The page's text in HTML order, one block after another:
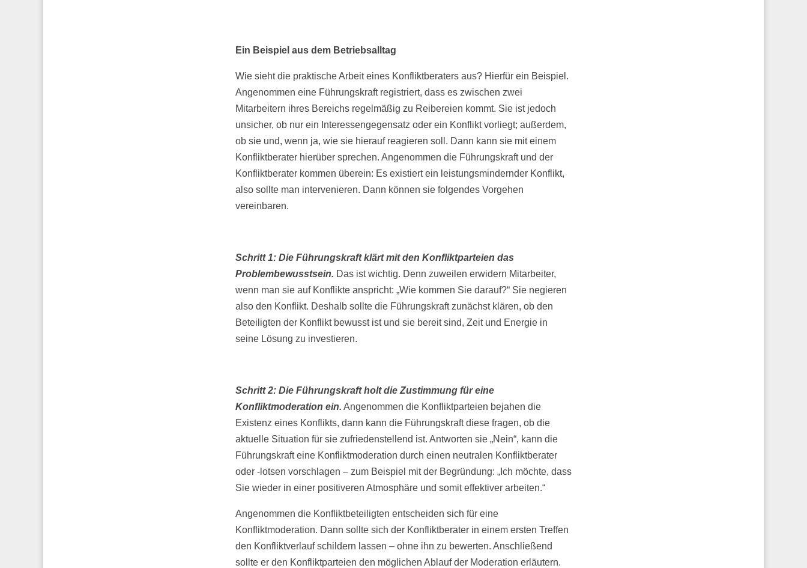
Ein Beispiel aus dem Betriebsalltag
Wie sieht die praktische Arbeit eines Konfliktberaters aus? Hierfür ein Beispiel.
Angenommen eine Führungskraft registriert, dass es zwischen zwei
Mitarbeitern ihres Bereichs regelmäßig zu Reibereien kommt. Sie ist jedoch
unsicher, ob nur ein Interessengegensatz oder ein Konflikt vorliegt; außerdem,
ob sie und, wenn ja, wie sie hierauf reagieren soll. Dann kann sie mit einem
Konfliktberater hierüber sprechen. Angenommen die Führungskraft und der
Konfliktberater kommen überein: Es existiert ein leistungsmindernder Konflikt,
also sollte man intervenieren. Dann können sie folgendes Vorgehen
vereinbaren.
Schritt 1: Die Führungskraft klärt mit den Konfliktparteien das
Problembewusstsein. Das ist wichtig. Denn zuweilen erwidern Mitarbeiter,
wenn man sie auf Konflikte anspricht: „Wie kommen Sie darauf?“ Sie negieren
also den Konflikt. Deshalb sollte die Führungskraft zunächst klären, ob den
Beteiligten der Konflikt bewusst ist und sie bereit sind, Zeit und Energie in
seine Lösung zu investieren.
Schritt 2: Die Führungskraft holt die Zustimmung für eine
Konfliktmoderation ein. Angenommen die Konfliktparteien bejahen die
Existenz eines Konflikts, dann kann die Führungskraft diese fragen, ob die
aktuelle Situation für sie zufriedenstellend ist. Antworten sie „Nein“, kann die
Führungskraft eine Konfliktmoderation durch einen neutralen Konfliktberater
oder -lotsen vorschlagen – zum Beispiel mit der Begründung: „Ich möchte, dass
Sie wieder in einer positiveren Atmosphäre und somit effektiver arbeiten.“
Angenommen die Konfliktbeteiligten entscheiden sich für eine
Konfliktmoderation. Dann sollte sich der Konfliktberater in einem ersten Treffen
den Konfliktverlauf schildern lassen – ohne ihn zu bewerten. Anschließend
sollte er den Konfliktparteien den möglichen Ablauf der Moderation erläutern.